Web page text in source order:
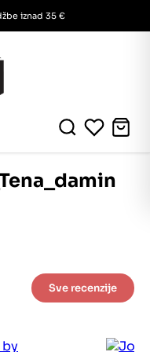
iznad 35 €
Sve recenzije